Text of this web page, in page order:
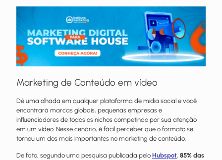
Marketing de Conteúdo em vídeo
Dê uma olhada em qualquer plataforma de mídia social e você
encontrará marcas globais, pequenas empresas e
influenciadores de todos os nichos competindo por sua atenção
em um vídeo. Nesse cenário, é fácil perceber que o formato se
tornou um dos mais importantes no marketing de conteúdo.
De fato, segundo uma pesquisa publicada pelo Hubspot, 85% das